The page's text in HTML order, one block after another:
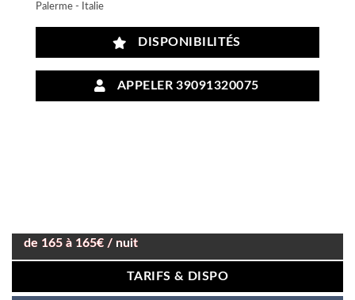
Palerme - Italie
DISPONIBILITÉS
APPELER 39091320075
de 165 à 165€ / nuit
TARIFS & DISPO